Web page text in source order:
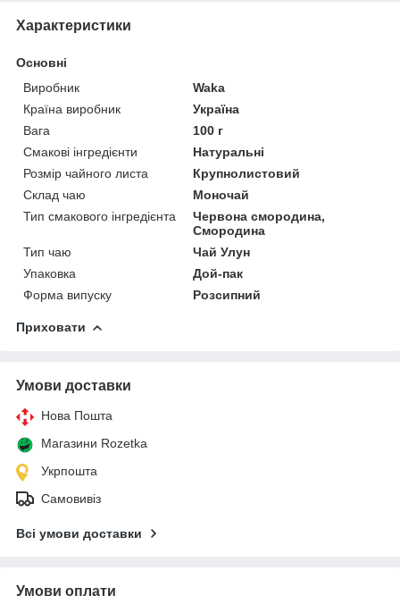
Характеристики
Основні
Виробник
Waka
Країна виробник
Україна
Вага
100 г
Смакові інгредієнти
Натуральні
Розмір чайного листа
Крупнолистовий
Склад чаю
Моночай
Тип смакового інгредієнта
Червона смородина,
Смородина
Тип чаю
Чай Улун
Упаковка
Дой-пак
Форма випуску
Розсипний
Приховати
Умови доставки
Нова Пошта
Магазини Rozetka
Укрпошта
Самовивіз
Всі умови доставки
Умови оплати